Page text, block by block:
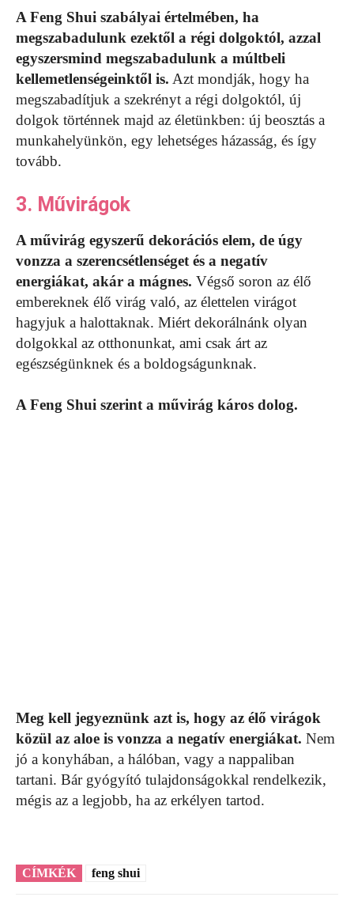
A Feng Shui szabályai értelmében, ha
megszabadulunk ezektől a régi dolgoktól, azzal
egyszersmind megszabadulunk a múltbeli
kellemetlenségeinktől is. Azt mondják, hogy ha
megszabadítjuk a szekrényt a régi dolgoktól, új
dolgok történnek majd az életünkben: új beosztás a
munkahelyünkön, egy lehetséges házasság, és így
tovább.
3. Művirágok
A művirág egyszerű dekorációs elem, de úgy
vonzza a szerencsétlenséget és a negatív
energiákat, akár a mágnes. Végső soron az élő
embereknek élő virág való, az élettelen virágot
hagyjuk a halottaknak. Miért dekorálnánk olyan
dolgokkal az otthonunkat, ami csak árt az
egészségünknek és a boldogságunknak.
A Feng Shui szerint a művirág káros dolog.
Meg kell jegyeznünk azt is, hogy az élő virágok
közül az aloe is vonzza a negatív energiákat. Nem
jó a konyhában, a hálóban, vagy a nappaliban
tartani. Bár gyógyító tulajdonságokkal rendelkezik,
mégis az a legjobb, ha az erkélyen tartod.
CÍMKÉK feng shui